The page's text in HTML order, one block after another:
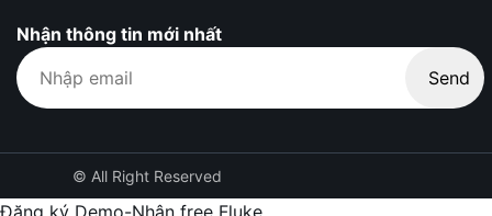
Nhận thông tin mới nhất
© All Right Reserved
Đăng ký Demo-Nhận free Fluke